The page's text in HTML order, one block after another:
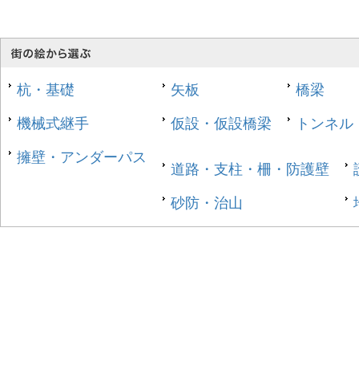
杭・基礎
機械式継手
擁壁・アンダーパス
矢板
仮設・仮設橋梁
橋梁
トンネ
道路・支柱・柵・防護壁
砂防・治山